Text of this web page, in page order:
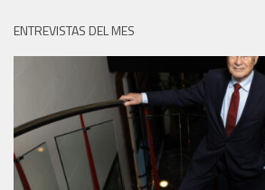
ENTREVISTAS DEL MES